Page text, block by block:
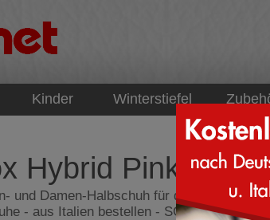
Kinder Winterstiefel
Hybrid Pink
und Damen-Halbschuh für den Berglauf
- aus Italien bestellen - SCHUHE.net